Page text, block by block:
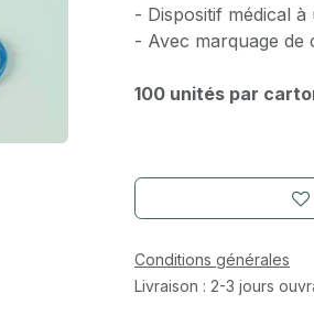
- Dispositif médical à
- Avec marquage
100 unités par
Conditions générales
Livraison : 2-3 jours